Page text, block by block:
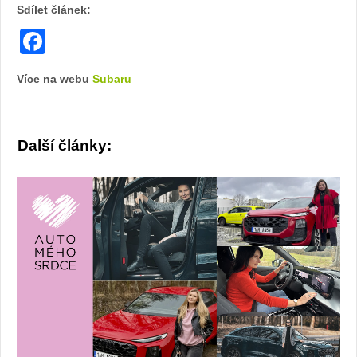
Sdílet článek:
Více na webu Subaru
Další články: